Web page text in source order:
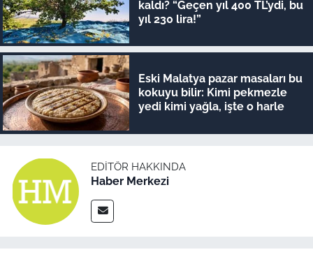
kaldı? “Geçen yıl 400 TL’ydi, bu
yıl 230 lira!”
Eski Malatya pazar masaları bu
kokuyu bilir: Kimi pekmezle
yedi kimi yağla, işte o harle
EDITÖR HAKKINDA
Haber Merkezi